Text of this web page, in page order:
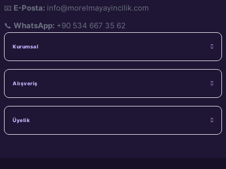
📧 E-Posta: info@morelmayayincilik.com
📞 WhatsApp: +90 534 667 35 62
Kurumsal
Alışveriş
Üyelik